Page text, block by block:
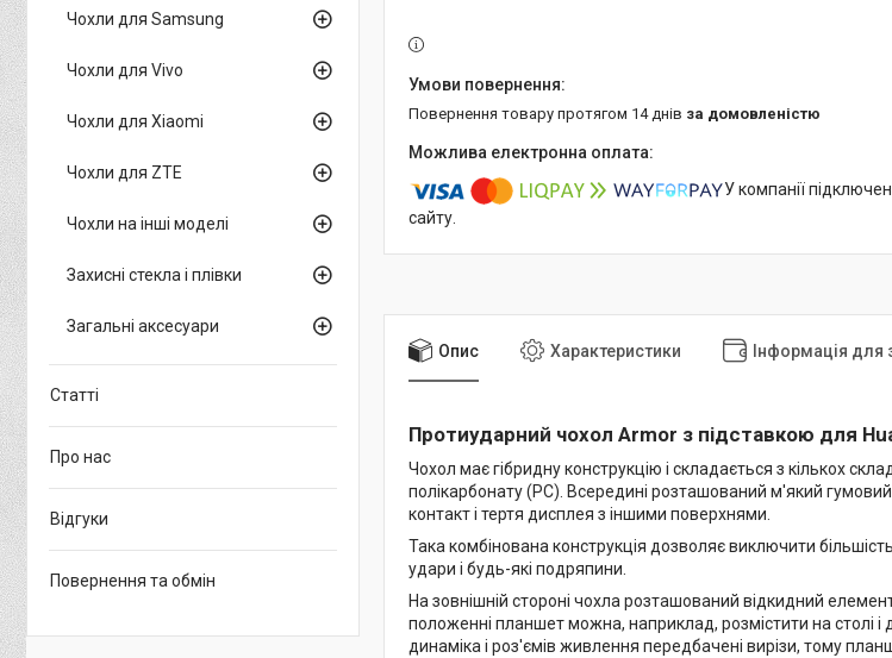
повернення товару протягом 14 днів за домовленістю
У компанії
сайту.
Опис Характеристики Інформація для
Протиударний чохол Armor з підставкою для
Чохол має гібридну конструкцію і складається з кількох
полікарбонату (PC). Всередині розташований м'який
контакт і тертя дисплея з іншими поверхнями.
Така комбінована конструкція дозволяє виключити
удари і будь-які подряпини.
На зовнішній стороні чохла розташований відкидний
положенні планшет можна, наприклад, розмістити на столі і
динаміка і роз'ємів живлення передбачені вирізи, тому
Чохли для Samsung
Чохли для Vivo
Чохли для Xiaomi
Чохли для ZTE
Чохли на інші моделі
Захисні стекла і плівки
Загальні аксесуари
Статті
Про нас
Відгуки
Повернення та обмін